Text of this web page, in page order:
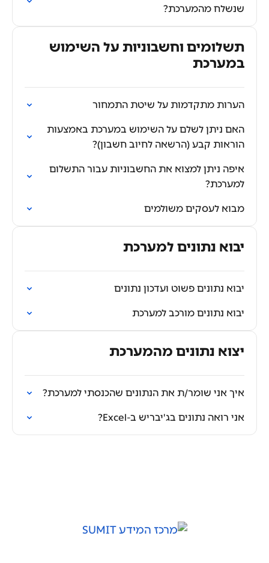
שנשלח מהמערכת?
תשלומים וחשבוניות על השימוש
במערכת
הערות מתקדמות על שיטת התמחור
האם ניתן לשלם על השימוש במערכת באמצעות
הוראות קבע (הרשאה לחיוב חשבון)?
איפה ניתן למצוא את החשבוניות עבור התשלום
למערכת?
מבוא לעסקים משולמים
יבוא נתונים למערכת
יבוא נתונים פשוט ועדכון נתונים
יבוא נתונים מורכב למערכת
יצוא נתונים מהמערכת
איך אני שומר/ת את הנתונים שהכנסתי למערכת?
אני רואה נתונים בג'יבריש ב-Excel?